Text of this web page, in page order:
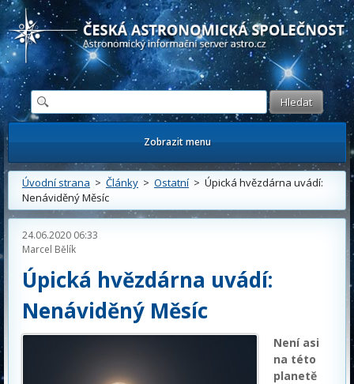
Česká astronomická společnost - Informační astronomický server
Zobrazit menu
Úvodní strana > Články > Ostatní> Úpická hvězdárna uvádí:
Nenáviděný Měsíc
24.06.2020 06:33
Marcel Bělík
Úpická hvězdárna uvádí:
Nenáviděný Měsíc
Není asi
na této
planetě